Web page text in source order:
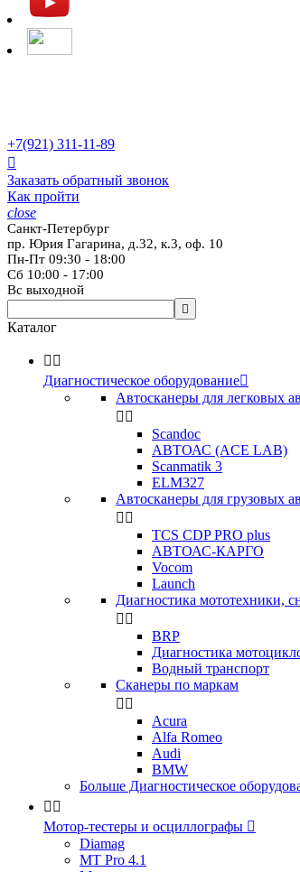
+7(921) 311-11-89

Заказать обратный звонок
Как пройти
close
Санкт-Петербург
пр. Юрия Гагарина, д.32, к.3, оф. 10
Пн-Пт 09:30 - 18:00
Сб 10:00 - 17:00
Вс выходной

Каталог
 
Диагностическое оборудование
Автосканеры для легковых
 
Scandoc
АВТОАС (ACE LAB)
Scanmatik 3
ELM327
Автосканеры для грузовых
 
TCS CDP PRO plus
АВТОАС-КАРГО
Vocom
Launch
Диагностика мототехники,
 
BRP
Диагностика
Водный транспорт
Сканеры по маркам
 
Acura
Alfa Romeo
Audi
BMW
Больше Диагностическое
 
Мотор-тестеры и осциллографы 
Diamag
MT Pro 4.1